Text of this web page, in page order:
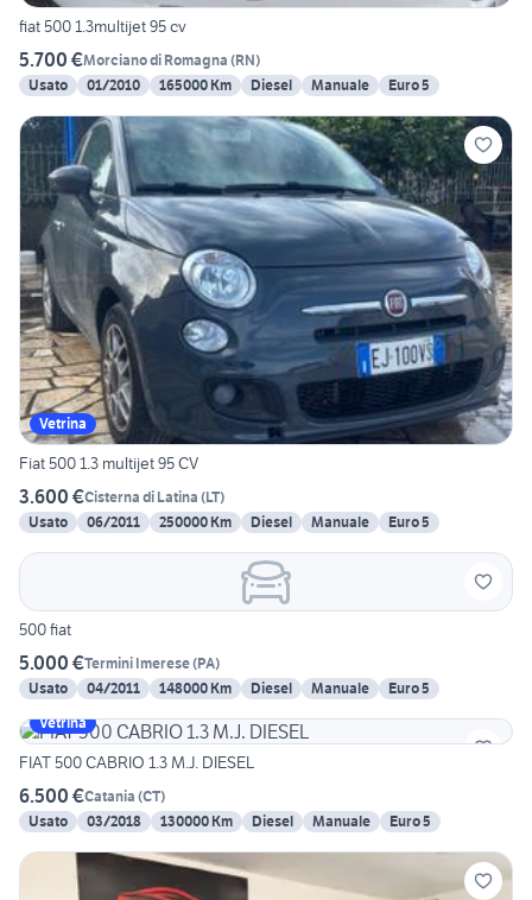
fiat 500 1.3multijet 95 cv
5.700 €Morciano di Romagna (RN)
Usato
01/2010 165000 Km Diesel Manuale Euro 5
Vetrina
Fiat 500 1.3 multijet 95 CV
3.600 €Cisterna di Latina (LT)
Usato
06/2011 250000 Km Diesel Manuale Euro 5
500 fiat
5.000 €Termini Imerese(PA)
Usato
04/2011 148000 Km Diesel Manuale
Euro 5
Vetrina
FIAT 500 CABRIO 1.3 M.J. DIESEL
6.500 €Catania (CT)
Usato
03/2018 130000 Km Diesel Manuale Euro 5